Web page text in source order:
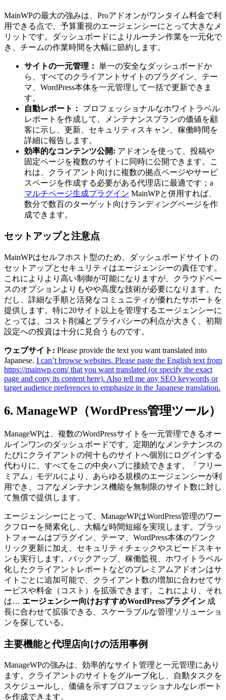
MainWPの最大の強みは、Proアドオンがワンタイム料金で利
用できる点で、予算重視のエージェンシーにとって大きなメ
リットです。ダッシュボードによりルーチン作業を一元化で
き、チームの作業時間を大幅に節約します。
サイトの一元管理： 単一の安全なダッシュボードか
ら、すべてのクライアントサイトのプラグイン、テー
マ、WordPress本体を一元管理して一括で更新できま
す。
自動レポート：
プロフェッショナルなホワイトラベル
レポートを作成して、メンテナンスプランの価値を顧
客に示し、更新、セキュリティスキャン、稼働時間を
詳細に報告します。
効率的なコンテンツ公開: アドオンを使って、投稿や
固定ページを複数のサイトに同時に公開できます。こ
れは、クライアント向けに複数の拠点ページやサービ
スページを作成する必要がある代理店に最適です；a
マルチページ生成プラグイン MainWPと併用すれば、
数分で数百のターゲット向けランディングページを作
成できます。
セットアップと注意点
MainWPはセルフホスト型のため、ダッシュボードサイトの
セットアップとセキュリティはエージェンシーの責任です。
これによりより高い制御が可能になりますが、クラウドベー
スのオプションよりもやや高度な技術が必要になります。た
だし、詳細な手順と活発なコミュニティが優れたサポートを
提供します。特に20サイト以上を管理するエージェンシーに
とっては、コスト削減とプライバシーの利点が大きく、初期
設定への投資は十分に見合うものです。
ウェブサイト: Please provide the text you want translated into
Japanese. I can’t browse websites. Please paste the English text from
https://mainwp.com/ that you want translated (or specify the exact
page and copy its content here). Also tell me any SEO keywords or
target audience preferences to emphasize in the Japanese translation.
6. ManageWP（WordPress管理ツール）
ManageWPは、複数のWordPressサイトを一元管理できるオー
ルインワンのダッシュボードです。定期的なメンテナンスの
たびにクライアントの何十ものサイトへ個別にログインする
代わりに、すべてをこの中央ハブに接続できます。「フリー
ミアム」モデルにより、あらゆる規模のエージェンシーが利
用でき、コアなメンテナンス機能を無制限のサイト数に対し
て無償で提供します。
エージェンシーにとって、ManageWPはWordPress管理のワー
クフローを簡素化し、大幅な時間短縮を実現します。プラッ
トフォームはプラグイン、テーマ、WordPress本体のワンク
リック更新に加え、セキュリティチェックやスピードスキャ
ンも実行します。バックアップ、稼働監視、ホワイトラベル
化したクライアントレポートなどのプレミアムアドオンはサ
イトごとに追加可能で、クライアント数の増加に合わせてサ
ービスや料金（コスト）を拡張できます。これにより、それ
は… エージェンシー向けおすすめWordPressプラグイン 成
長に合わせて拡張できる、スケーラブルな管理ソリューショ
ンを探している。
主要機能と代理店向けの活用事例
ManageWPの強みは、効率的なサイト管理と一元管理にあり
ます。クライアントのサイトをグループ化し、自動タスクを
スケジュールし、価値を示すプロフェッショナルなレポート
を作成できます。